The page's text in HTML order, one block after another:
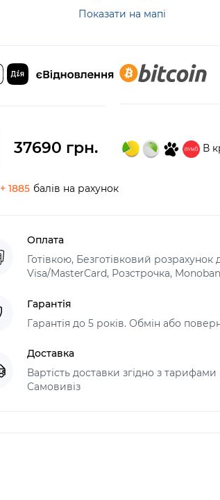
Показати на мапі
37690 грн. В
+ 1885 балів на рахунок
Оплата
Готівкою, Безготівковий
Visa/MasterCard, Розстрочка,
Гарантія
Гарантія до 5 років. Обмін або
Доставка
Вартість доставки згідно з тарифами
Самовивіз